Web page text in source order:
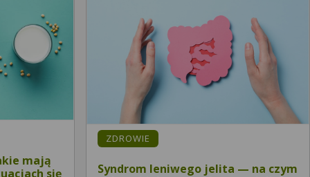
mają
się
ZDROWIE
Syndrom leniwego jelita — na czym